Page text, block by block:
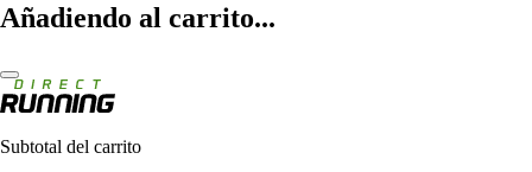
Añadiendo al carrito...
Subtotal del carrito